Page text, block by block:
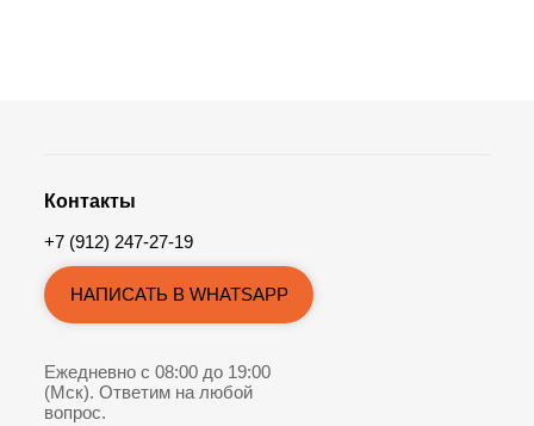
Контакты
+7 (912) 247-27-19
НАПИСАТЬ В WHATSAPP
Ежедневно с 08:00 до 19:00
(Мск). Ответим на любой
вопрос.